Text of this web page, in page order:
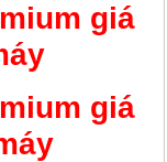
giá
giá